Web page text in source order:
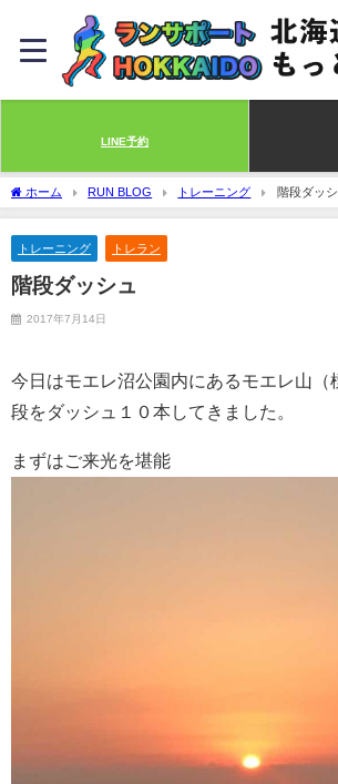
LINE予約
ホーム RUN BLOG トレーニング 階段ダッシ
トレーニング トレラン
階段ダッシュ
2017年7月14日
今日はモエレ沼公園内にあるモエレ山（
段をダッシュ１０本してきました。
まずはご来光を堪能